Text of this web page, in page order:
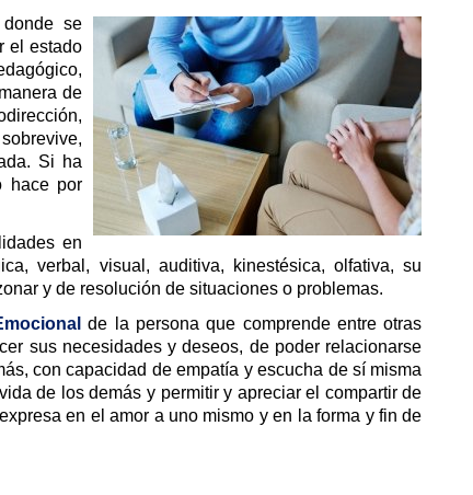
se
el estado
de
Si ha
hace por
en
verbal, visual, auditiva, kinestésica, olfativa, su
y de resolución de situaciones o problemas.
de la persona que comprende entre otras
sus necesidades y deseos, de poder relacionarse
con capacidad de empatía y escucha de sí misma
de los demás y permitir y apreciar el compartir de
en el amor a uno mismo y en la forma y fin de